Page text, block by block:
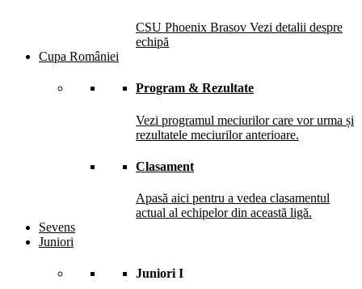
CSU Phoenix Brasov Vezi detalii despre
echipă
Cupa României
Program & Rezultate
Vezi programul meciurilor care vor urma și
rezultatele meciurilor anterioare.
Clasament
Apasă aici pentru a vedea clasamentul
actual al echipelor din această ligă.
Sevens
Juniori
Juniori I